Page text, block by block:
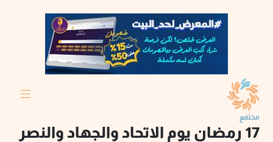
مجتمع
17 رمضان يوم الاتحاد والجهاد والنصر